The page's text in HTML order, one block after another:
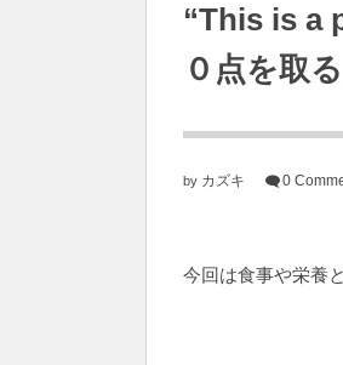
“This is a
０点を取
by カズキ 0
今回は食事や栄養